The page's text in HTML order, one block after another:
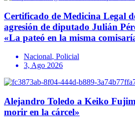
Certificado de Medicina Legal
agresión de diputado Julián
«La pateó en la misma
Nacional, Policial
3, Ago 2026
Alejandro Toledo a Keiko
morir en la cárcel»